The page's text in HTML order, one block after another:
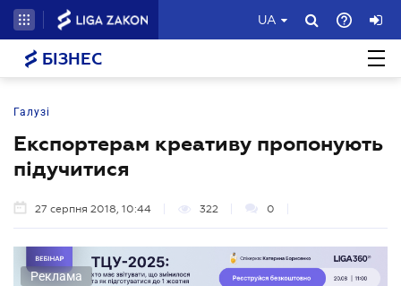
UA
БІЗНЕС
Галузі
Експортерам креативу пропонують
підучитися
27 серпня 2018, 10:44 322 0
Реклама